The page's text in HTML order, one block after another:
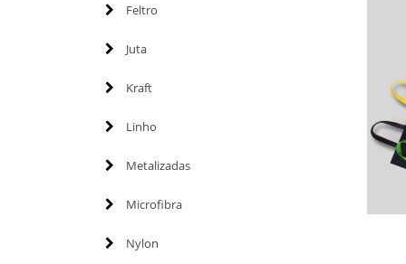
Feltro
Juta
Kraft
Linho
Metalizadas
Microfibra
Nylon